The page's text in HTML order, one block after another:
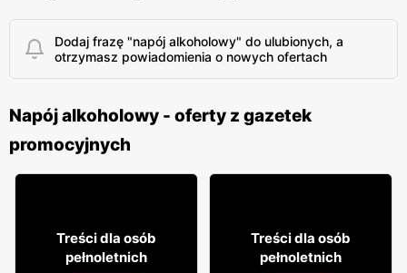
Dodaj frazę "napój alkoholowy" do ulubionych, a
otrzymasz powiadomienia o nowych ofertach
Napój alkoholowy - oferty z gazetek
promocyjnych
3199
Treści dla osób
pełnoletnich
49
Treści dla osób
pełnoletnich